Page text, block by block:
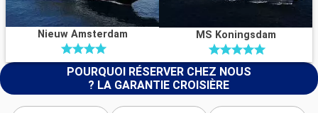
Nieuw Amsterdam MS Koningsdam
POURQUOI RÉSERVER CHEZ NOUS
? LA GARANTIE CROISIÈRE